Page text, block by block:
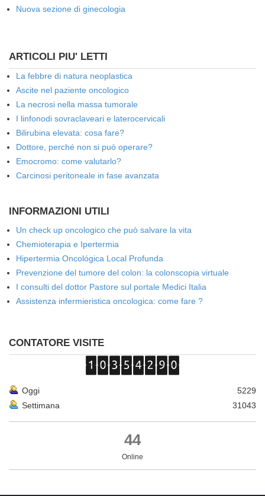
Nuova sezione di ginecologia
ARTICOLI PIU' LETTI
La febbre di natura neoplastica
Ascite nel paziente oncologico
La necrosi nella massa tumorale
I linfonodi sovraclaveari e laterocervicali
Bilirubina elevata: cosa fare?
Dottore, perché non si può operare?
Emocromo: come valutarlo?
Carcinosi peritoneale in fase avanzata
INFORMAZIONI UTILI
Un check up oncologico che può salvare la vita
Chemioterapia e Ipertermia
Hipertermia Oncológica Local Profunda
Prevenzione del tumore del colon: la colonscopia virtuale
I consulti del dottor Pastore sul portale Medici Italia
Assistenza infermieristica oncologica: come fare ?
CONTATORE VISITE
Oggi
5229
Settimana
31043
44
Online